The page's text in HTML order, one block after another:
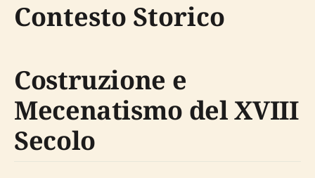
Contesto Storico
Costruzione e
Mecenatismo del XVIII
Secolo